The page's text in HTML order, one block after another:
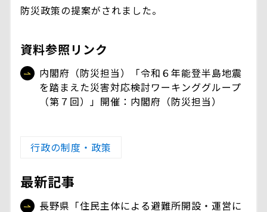
防災政策の提案がされました。
資料参照リンク
内閣府（防災担当）「令和６年能登半島地震
を踏まえた災害対応検討ワーキンググループ
（第７回）」開催：内閣府（防災担当）
行政の制度・政策
最新記事
長野県「住民主体による避難所開設・運営に